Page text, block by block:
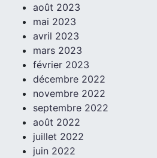
août 2023
mai 2023
avril 2023
mars 2023
février 2023
décembre 2022
novembre 2022
septembre 2022
août 2022
juillet 2022
juin 2022